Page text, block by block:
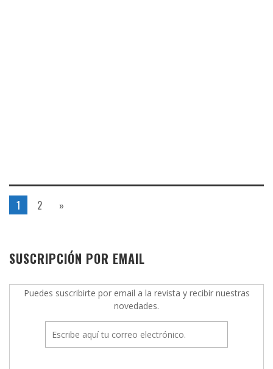
1 2 »
SUSCRIPCIÓN POR EMAIL
Puedes suscribirte por email a la revista y recibir nuestras
novedades.